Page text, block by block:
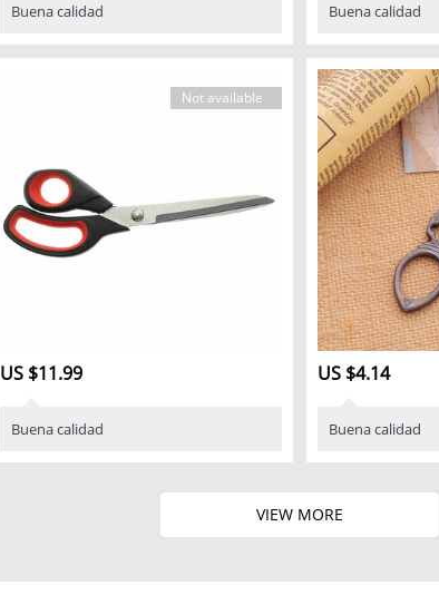
Buena calidad Buena calidad
Not available
US $11.99
Buena calidad
US $4.14
Buena calidad
VIEW MORE